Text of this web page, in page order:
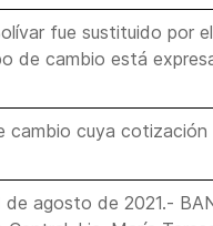
fue sustituido por
de cambio está
cambio cuya cotización
agosto de 2021.-